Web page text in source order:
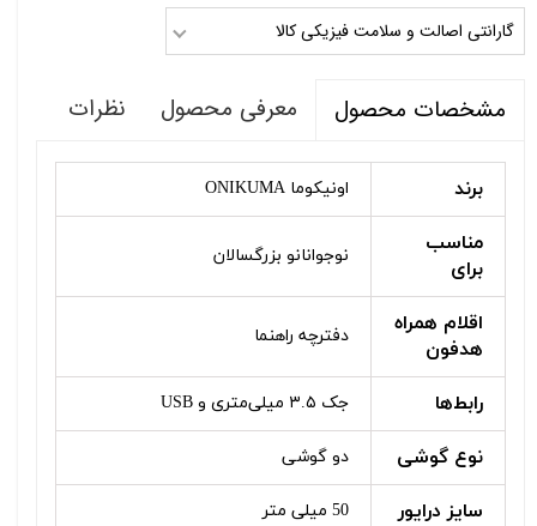
گارانتی اصالت و سلامت فیزیکی کالا
مشخصات محصول معرفی محصول نظرات
برند اونیکوما ONIKUMA
مناسب
برای
نوجوانانو بزرگسالان
اقلام همراه
هدفون
دفترچه راهنما
رابط‌ها جک ۳.۵ میلی‌متری و USB
نوع گوشی دو گوشی
سایز درایور 50 میلی متر